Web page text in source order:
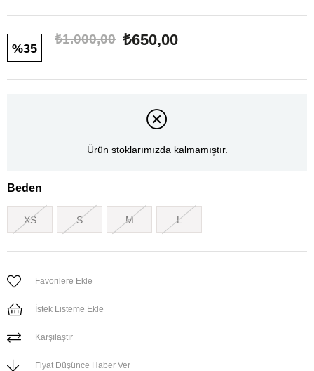
35
₺1.000,00 ₺650,00
Ürün stoklarımızda kalmamıştır.
Beden
XS S M L
Favorilere Ekle
İstek Listeme Ekle
Karşılaştır
Fiyat Düşünce Haber Ver